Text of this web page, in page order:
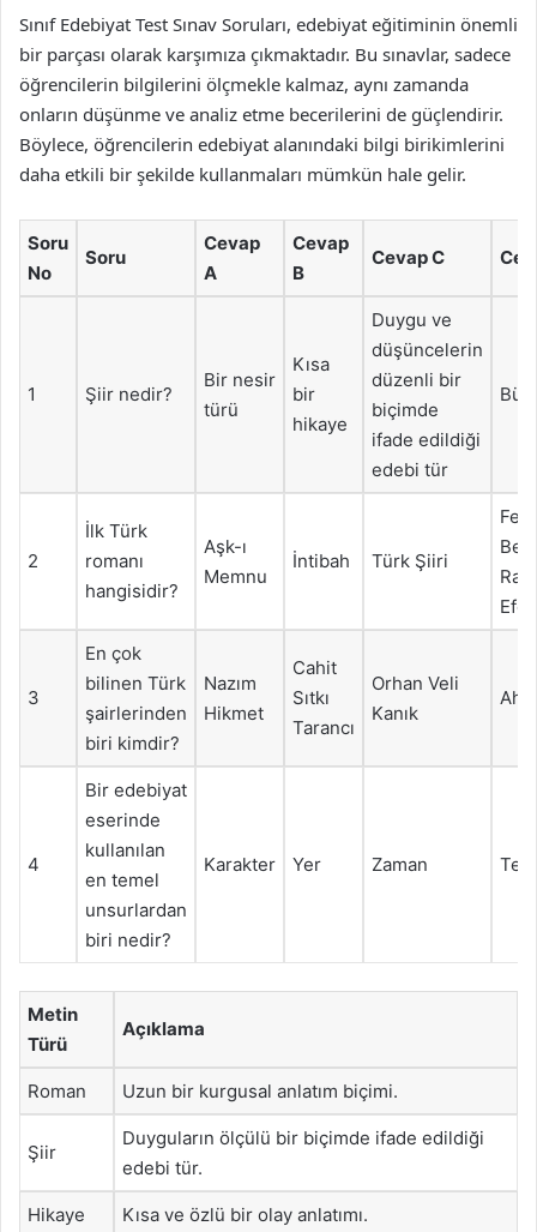
Sınıf Edebiyat Test Sınav Soruları, edebiyat eğitiminin önemli
bir parçası olarak karşımıza çıkmaktadır. Bu sınavlar, sadece
öğrencilerin bilgilerini ölçmekle kalmaz, aynı zamanda
onların düşünme ve analiz etme becerilerini de güçlendirir.
Böylece, öğrencilerin edebiyat alanındaki bilgi birikimlerini
daha etkili bir şekilde kullanmaları mümkün hale gelir.
Soru
No
Soru
Cevap
A
Cevap
B
Cevap C
1 Şiir nedir?
Bir nesir
türü
Kısa
bir
hikaye
Duygu ve
düşüncelerin
düzenli bir
biçimde
ifade edildiği
edebi tür
2
İlk Türk
romanı
hangisidir?
Aşk-ı
Memnu
İntibah Türk Şiiri
3
En çok
bilinen Türk
şairlerinden
biri kimdir?
Nazım
Hikmet
Cahit
Sıtkı
Tarancı
Orhan Veli
Kanık
4
Bir edebiyat
eserinde
kullanılan
en temel
unsurlardan
biri nedir?
Karakter Yer Zaman
Metin
Türü
Açıklama
Roman Uzun bir kurgusal anlatım biçimi.
Şiir
Duyguların ölçülü bir biçimde ifade edildiği
edebi tür.
Hikaye Kısa ve özlü bir olay anlatımı.